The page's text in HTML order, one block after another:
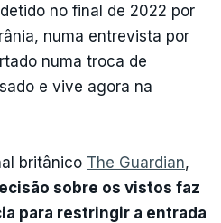
no final de 2022 por
numa entrevista por
numa troca de
e vive agora na
britânico The Guardian,
sobre os vistos faz
para restringir a entrada